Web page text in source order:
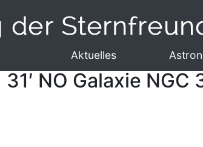
Aktuelles
NO Galaxie